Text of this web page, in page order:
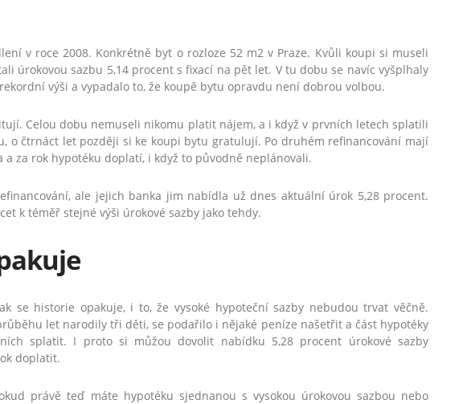
v roce 2008. Konkrétně byt o rozloze 52 m2 v Praze. Kvůli koupi si museli
úrokovou sazbu 5,14 procent s fixací na pět let. V tu dobu se navíc vyšplhaly
výši a vypadalo to, že koupě bytu opravdu není dobrou volbou.
Celou dobu nemuseli nikomu platit nájem, a i když v prvních letech splatili
o čtrnáct let později si ke koupi bytu gratulují. Po druhém refinancování mají
a za rok hypotéku doplatí, i když to původně neplánovali.
ale jejich banka jim nabídla už dnes aktuální úrok 5,28 procent.
k téměř stejné výši úrokové sazby jako tehdy.
se historie opakuje, i to, že vysoké hypoteční sazby nebudou trvat věčně.
let narodily tři děti, se podařilo i nějaké peníze našetřit a část hypotéky
splatit. I proto si můžou dovolit nabídku 5,28 procent úrokové sazby
doplatit.
právě teď máte hypotéku sjednanou s vysokou úrokovou sazbou nebo